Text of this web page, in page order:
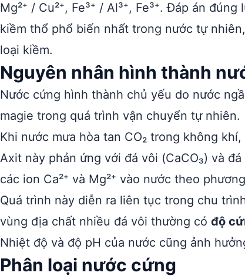
Mg²⁺ / Cu²⁺, Fe³⁺ / Al³⁺, Fe³⁺. Đáp án đúng
kiềm thổ phổ biến nhất trong nước tự
loại kiềm.
Nguyên nhân hình thành
Nước cứng hình thành chủ yếu do nước
magie trong quá trình vận chuyển tự nhiên.
Khi nước mưa hòa tan CO₂ trong không
Axit này phản ứng với đá vôi (CaCO₃) và
các ion Ca²⁺ và Mg²⁺ vào nước theo
Quá trình này diễn ra liên tục trong chu
vùng địa chất nhiều đá vôi thường có độ
Nhiệt độ và độ pH của nước cũng ảnh
Phân loại nước cứng